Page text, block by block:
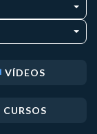
VÍDEOS
CURSOS